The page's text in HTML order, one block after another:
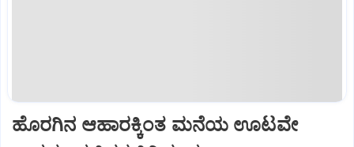
ಹೊರಗಿನ ಆಹಾರಕ್ಕಿಂತ ಮನೆಯ ಊಟವೇ